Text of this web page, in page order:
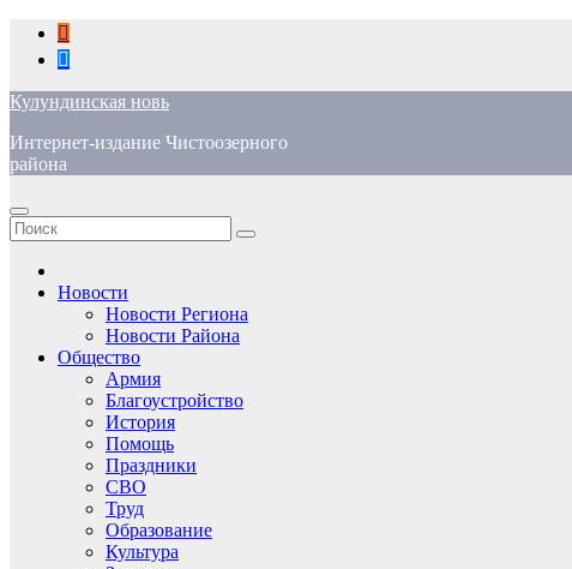
Перейти
содержимому
Кулундинская новь
Интернет-издание Чистоозерного
района
Новости
Новости Региона
Новости Района
Общество
Армия
Благоустройство
История
Помощь
Праздники
СВО
Труд
Образование
Культура